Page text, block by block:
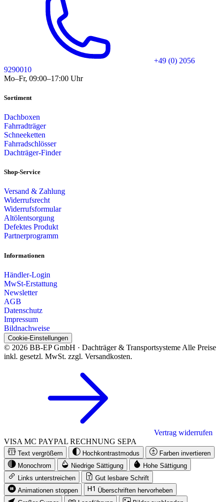
+49 (0) 2056
9290010
Mo–Fr, 09:00–17:00 Uhr
Sortiment
Dachboxen
Fahrradträger
Schneeketten
Fahrradschlösser
Dachträger-Finder
Shop-Service
Versand & Zahlung
Widerrufsrecht
Widerrufsformular
Altölentsorgung
Defektes Produkt
Partnerprogramm
Informationen
Händler-Login
MwSt-Erstattung
Newsletter
AGB
Datenschutz
Impressum
Bildnachweise
Cookie-Einstellungen
© 2026 BB-EP GmbH · Dachträger & Transportsysteme Alle Preise
inkl. gesetzl. MwSt. zzgl. Versandkosten.
Vertrag widerrufen
VISA MC PAYPAL RECHNUNG SEPA
Text vergrößern Hochkontrastmodus
Farben invertieren
Monochrom
Niedrige Sättigung
Hohe Sättigung
Links unterstreichen
Gut lesbare Schrift
Animationen stoppen
Überschriften hervorheben